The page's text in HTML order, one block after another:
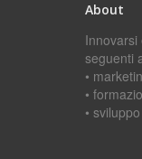
About
Innovarsi
seguenti
•
•
•